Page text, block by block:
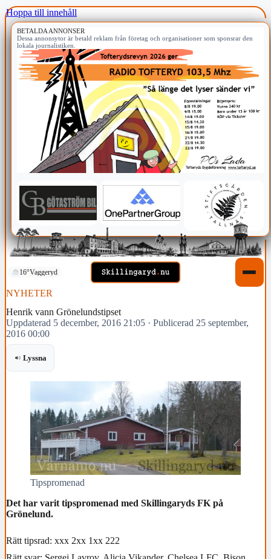
Hoppa till innehåll
BETALDA ANNONSER
Dessa annonsytor är betald reklam från företag och organisationer som sponsrar den
lokala journalistiken.
16°Vaggeryd
NYHETER
Henrik vann Grönelundstipset
Uppdaterad 5 december, 2016 21:05 · Publicerad 25 september,
2016 00:00
Lyssna
Tipspromenad
Det har varit tipspromenad med Skillingaryds FK på
Grönelund.
Rätt tipsrad: xxx 2xx 1xx 222